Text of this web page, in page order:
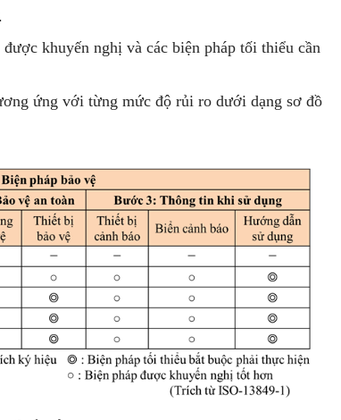
khuyến nghị và các biện pháp tối thiểu cần
ứng với từng mức độ rủi ro dưới dạng sơ đồ